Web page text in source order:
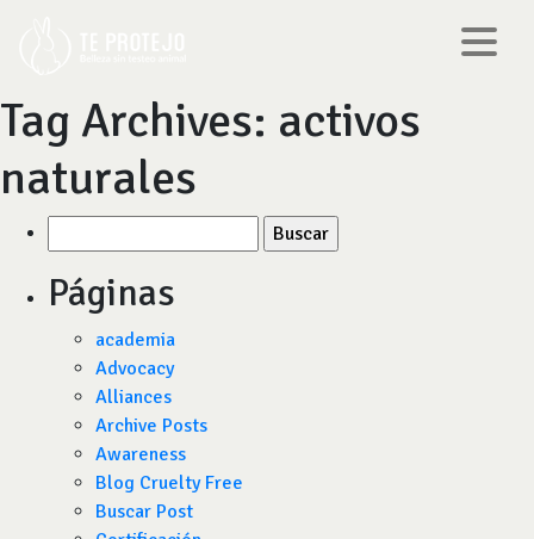
Tag Archives: activos
naturales
por:
Páginas
academia
Advocacy
Alliances
Archive Posts
Awareness
Blog Cruelty Free
Buscar Post